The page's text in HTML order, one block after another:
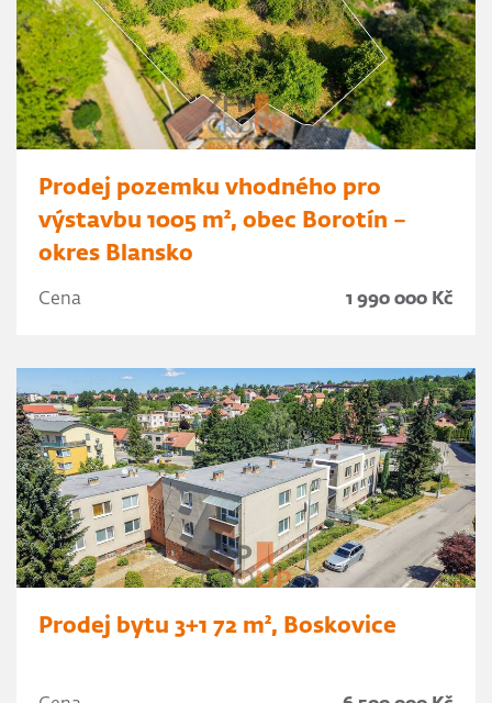
Prodej pozemku vhodného pro
výstavbu 1005 m², obec Borotín –
okres Blansko
Cena 1 990 000 Kč
Prodej bytu 3+1 72 m², Boskovice